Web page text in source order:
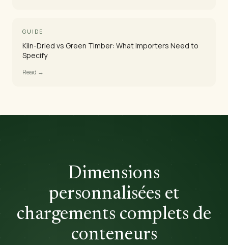
GUIDE
Kiln-Dried vs Green Timber: What Importers Need to
Specify
Read →
Dimensions
personnalisées et
chargements complets de
conteneurs